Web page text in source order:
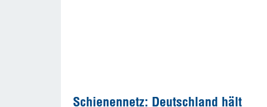
Schienennetz: Deutschland hält